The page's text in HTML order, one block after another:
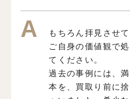
もちろん拝見させて
ご自身の価値観で
てください。
過去の事例には、
本を、買取り前に